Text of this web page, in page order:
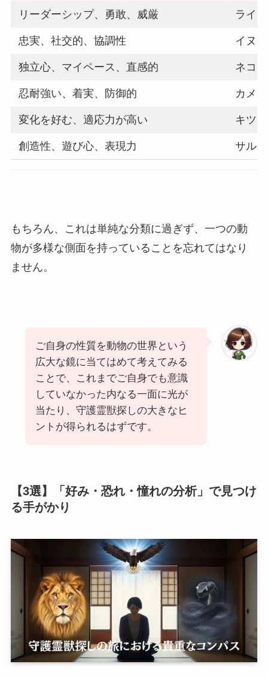
リーダーシップ、勇敢、威厳 ライ
忠実、社交的、協調性 イヌ
独立心、マイペース、直感的 ネコ
忍耐強い、着実、防御的 カメ
変化を好む、適応力が高い キツ
創造性、遊び心、表現力 サル
もちろん、これは単純な分類に過ぎず、一つの動
物が多様な側面を持っていることを忘れてはなり
ません。
ご自身の性質を動物の世界という
広大な鏡に当てはめて考えてみる
ことで、これまでご自身でも意識
していなかった内なる一面に光が
当たり、守護霊獣探しの大きなヒ
ントが得られるはずです。
【3選】「好み・恐れ・憧れの分析」で見つけ
る手がかり